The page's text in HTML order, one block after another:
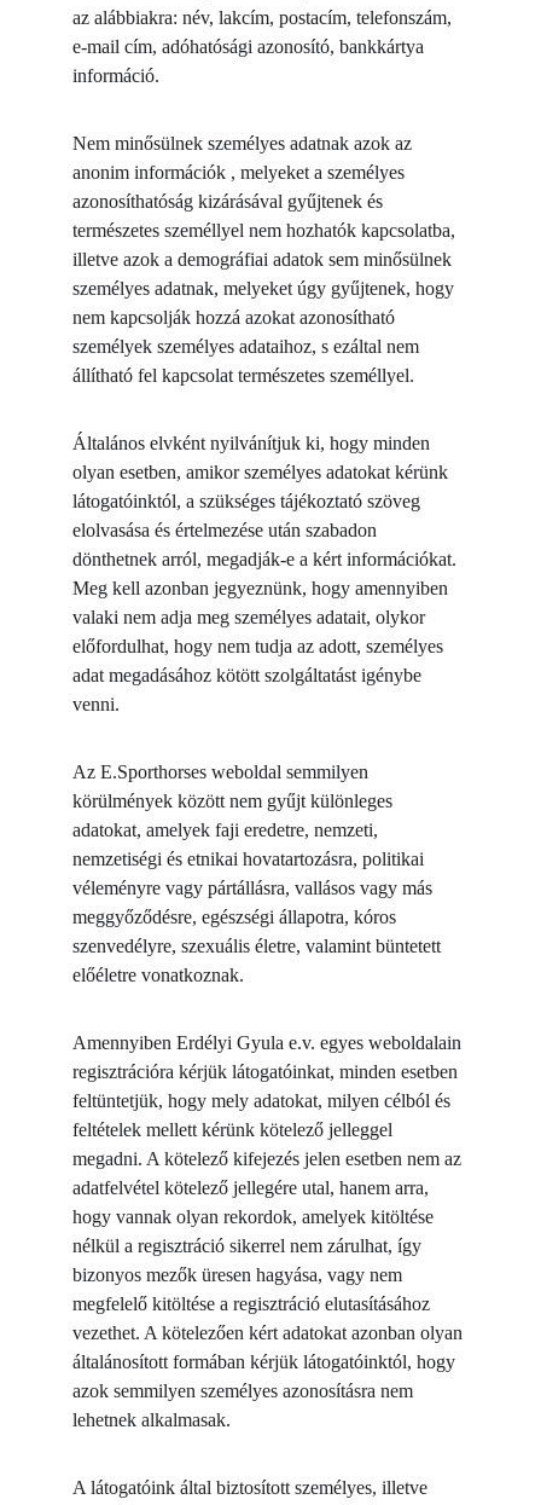
az alábbiakra: név, lakcím, postacím, telefonszám,
e-mail cím, adóhatósági azonosító, bankkártya
információ.
Nem minősülnek személyes adatnak azok az
anonim információk , melyeket a személyes
azonosíthatóság kizárásával gyűjtenek és
természetes személlyel nem hozhatók kapcsolatba,
illetve azok a demográfiai adatok sem minősülnek
személyes adatnak, melyeket úgy gyűjtenek, hogy
nem kapcsolják hozzá azokat azonosítható
személyek személyes adataihoz, s ezáltal nem
állítható fel kapcsolat természetes személlyel.
Általános elvként nyilvánítjuk ki, hogy minden
olyan esetben, amikor személyes adatokat kérünk
látogatóinktól, a szükséges tájékoztató szöveg
elolvasása és értelmezése után szabadon
dönthetnek arról, megadják-e a kért információkat.
Meg kell azonban jegyeznünk, hogy amennyiben
valaki nem adja meg személyes adatait, olykor
előfordulhat, hogy nem tudja az adott, személyes
adat megadásához kötött szolgáltatást igénybe
venni.
Az E.Sporthorses weboldal semmilyen
körülmények között nem gyűjt különleges
adatokat, amelyek faji eredetre, nemzeti,
nemzetiségi és etnikai hovatartozásra, politikai
véleményre vagy pártállásra, vallásos vagy más
meggyőződésre, egészségi állapotra, kóros
szenvedélyre, szexuális életre, valamint büntetett
előéletre vonatkoznak.
Amennyiben Erdélyi Gyula e.v. egyes weboldalain
regisztrációra kérjük látogatóinkat, minden esetben
feltüntetjük, hogy mely adatokat, milyen célból és
feltételek mellett kérünk kötelező jelleggel
megadni. A kötelező kifejezés jelen esetben nem az
adatfelvétel kötelező jellegére utal, hanem arra,
hogy vannak olyan rekordok, amelyek kitöltése
nélkül a regisztráció sikerrel nem zárulhat, így
bizonyos mezők üresen hagyása, vagy nem
megfelelő kitöltése a regisztráció elutasításához
vezethet. A kötelezően kért adatokat azonban olyan
általánosított formában kérjük látogatóinktól, hogy
azok semmilyen személyes azonosításra nem
lehetnek alkalmasak.
A látogatóink által biztosított személyes, illetve